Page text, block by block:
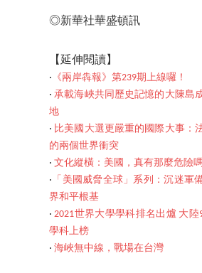
◎新華社華盛頓訊
【延伸閱讀】
‧ 《兩岸犇報》第239期上線囉！
‧承載海峽共同歷史記憶的大陳島
地
‧ 比美國大選更嚴重的國際大事：
的兩個世界衝突
‧ 文化縱橫：美國，真有那麼危險
‧ 「美國威脅全球」系列：沉迷軍
界和平根基
‧2021世界大學學科排名出爐 大陸
學科上榜
‧ 海峽無中線，戰場在台灣